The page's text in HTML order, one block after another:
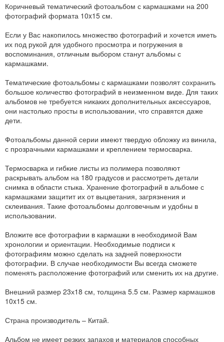
Коричневый тематический фотоальбом с кармашками на 200
фотографий формата 10x15 см.
Если у Вас накопилось множество фотографий и хочется иметь
их под рукой для удобного просмотра и погружения в
воспоминания, отличным выбором станут альбомы с
кармашками.
Тематические фотоальбомы с кармашками позволят сохранить
большое количество фотографий в неизменном виде. Для таких
альбомов не требуется никаких дополнительных аксессуаров,
они настолько просты в использовании, что справятся даже
дети.
Фотоальбомы данной серии имеют твердую обложку из винила,
с прозрачными кармашками и креплением термосварка.
Термосварка и гибкие листы из полимера позволяют
раскрывать альбом на 180 градусов и рассмотреть детали
снимка в области стыка. Хранение фотографий в альбоме с
кармашками защитит их от выцветания, загрязнения и
склеивания. Такие фотоальбомы долговечным и удобны в
использовании.
Вложите все фотографии в кармашки в необходимой Вам
хронологии и ориентации. Необходимые подписи к
фотографиям можно сделать на задней поверхности
фотографии. В случае необходимости Вы всегда сможете
поменять расположение фотографий или сменить их на другие.
Внешний размер 23х18 см, толщина 5.5 см. Размер кармашков
10x15 см.
Страна производитель – Китай.
Альбом не имеет резких запахов и материалов способных